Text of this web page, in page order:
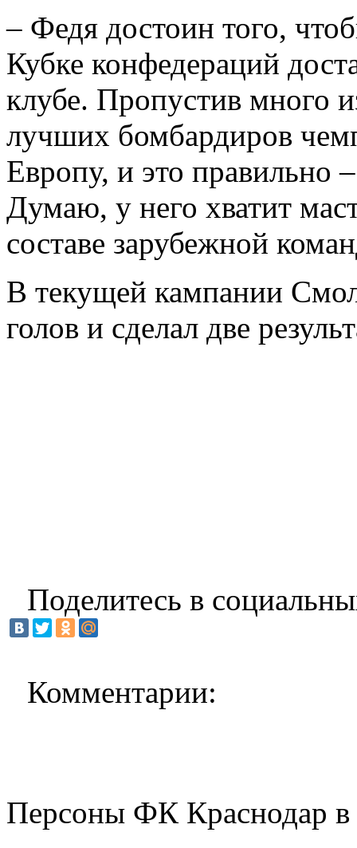
– Федя достоин того,
Кубке конфедераций
клубе. Пропустив много
лучших бомбардиров
Европу, и это правильно
Думаю, у него хватит
составе зарубежной
В текущей кампании
голов и сделал две
Поделитесь в
Комментарии:
Персоны ФК Краснодар в